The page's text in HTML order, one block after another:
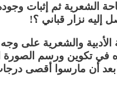
الشعرية ثم إثبات
إليه نزار قباني ؟!
الأدبية والشعرية على
في تكوين ورسم
أن مارسوا أقصى